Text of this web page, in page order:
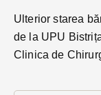
Ulterior starea
de la UPU
Clinica de